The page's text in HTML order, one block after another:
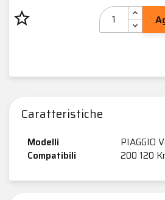
star_border
Caratteristiche
Modelli
Compatibili
PIAGGIO
200 120